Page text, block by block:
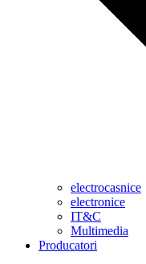
electrocasnice
electronice
IT&C
Multimedia
Producatori